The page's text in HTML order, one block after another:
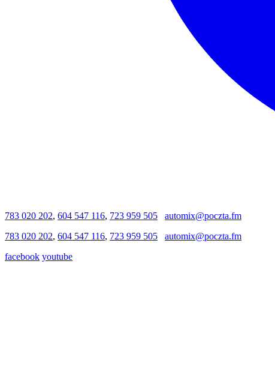
783 020 202, 604 547 116, 723 959 505
automix@poczta.fm
783 020 202, 604 547 116, 723 959 505
automix@poczta.fm
facebook youtube